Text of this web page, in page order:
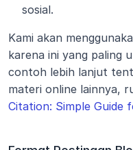
sosial.
Kami akan
karena ini yang paling
contoh lebih lanjut
materi online lainnya,
Citation: Simple Guide